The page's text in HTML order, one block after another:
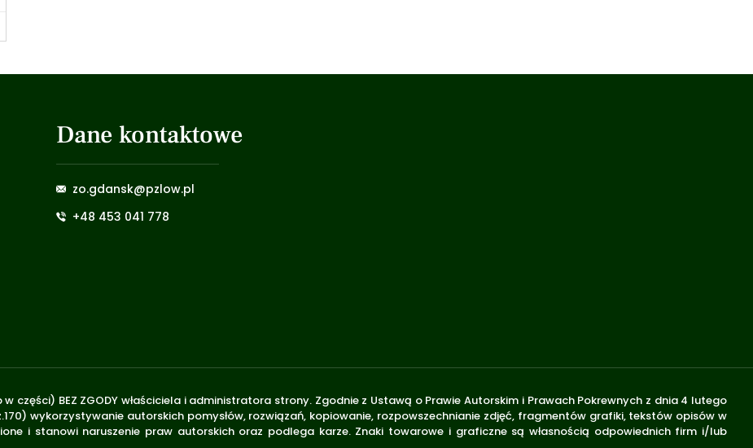
Dane kontaktowe
zo.gdansk@pzlow.pl
+48 453 041 778
części) BEZ ZGODY właściciela i administratora strony. Zgodnie z Ustawą o Prawie Autorskim i Prawach Pokrewnych z dnia 4 lutego
wykorzystywanie autorskich pomysłów, rozwiązań, kopiowanie, rozpowszechnianie zdjęć, fragmentów grafiki, tekstów opisów w
i stanowi naruszenie praw autorskich oraz podlega karze. Znaki towarowe i graficzne są własnością odpowiednich firm i/lub